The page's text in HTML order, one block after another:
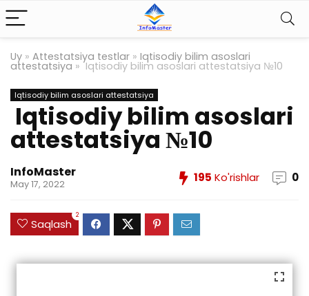
Uy » Attestatsiya testlar » Iqtisodiy bilim asoslari
attestatsiya » Iqtisodiy bilim asoslari attestatsiya №10
Iqtisodiy bilim asoslari attestatsiya
Iqtisodiy bilim asoslari
attestatsiya №10
InfoMaster
May 17, 2022 195 Ko'rishlar 0
Saqlash
2